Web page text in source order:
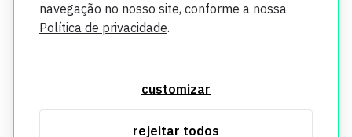
navegação no nosso site, conforme a nossa
Política de privacidade.
customizar
rejeitar todos
segurança. Todos os dados coletados em nosso site são
utilizados exclusivamente para fins de aprimoramento de
informações, consulte nossa Política de Privacidade.